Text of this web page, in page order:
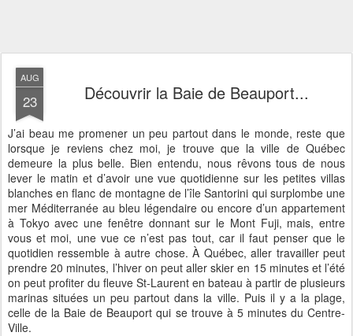
AUG
23 Découvrir la Baie de Beauport...
J’ai beau me promener un peu partout dans le monde, reste que
lorsque je reviens chez moi, je trouve que la ville de Québec
demeure la plus belle. Bien entendu, nous rêvons tous de nous
lever le matin et d’avoir une vue quotidienne sur les petites villas
blanches en flanc de montagne de l’île Santorini qui surplombe une
mer Méditerranée au bleu légendaire ou encore d’un appartement
à Tokyo avec une fenêtre donnant sur le Mont Fuji, mais, entre
vous et moi, une vue ce n’est pas tout, car il faut penser que le
quotidien ressemble à autre chose. À Québec, aller travailler peut
prendre 20 minutes, l’hiver on peut aller skier en 15 minutes et l’été
on peut profiter du fleuve St-Laurent en bateau à partir de plusieurs
marinas situées un peu partout dans la ville. Puis il y a la plage,
celle de la Baie de Beauport qui se trouve à 5 minutes du Centre-
Ville.